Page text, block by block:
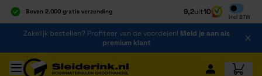
Boven 2.000 gratis verzending
Al 40 jaar dé specialist
Alles onder één dak
9,2uit10
Incl BTW
Inclusief
Ga naar de inhoud
Zakelijk bestellen? Profiteer van de voordelen! Meld je aan als
premium klant
Ga naar hoofdinhoud